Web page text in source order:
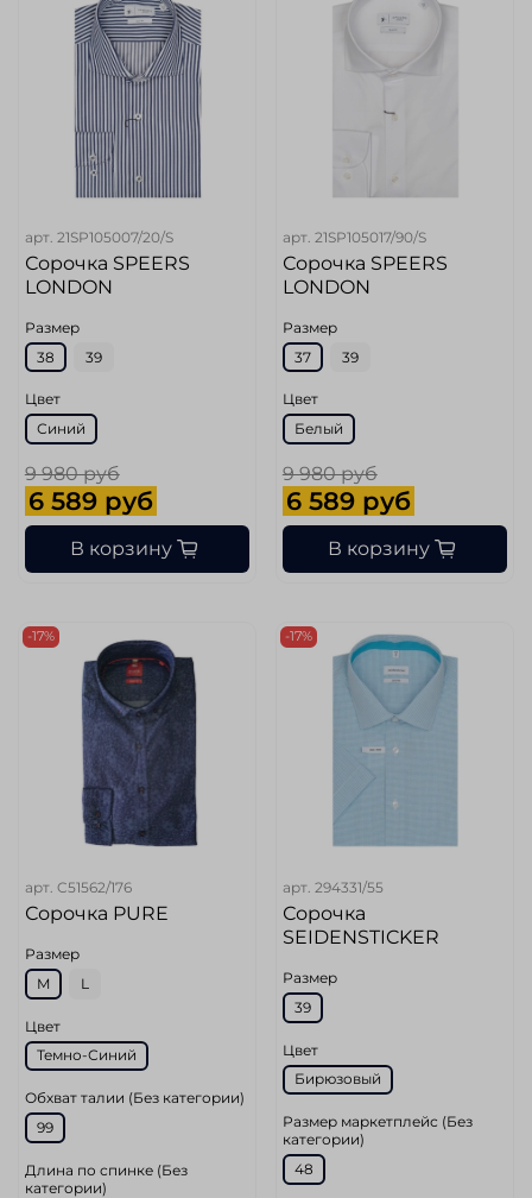
арт. 21SP105007/20/S
Сорочка SPEERS
LONDON
Размер
38
39
Цвет
Синий
9 980 руб
6 589 руб
В корзину
арт. 21SP105017/90/S
Сорочка SPEERS
LONDON
Размер
37
39
Цвет
Белый
9 980 руб
6 589 руб
В корзину
-17%
арт. C51562/176
Сорочка PURE
Размер
M
L
Цвет
Темно-Синий
Обхват талии (Без категории)
99
Длина по спинке (Без
категории)
-17%
арт. 294331/55
Сорочка
SEIDENSTICKER
Размер
39
Цвет
Бирюзовый
Размер маркетплейс (Без
категории)
48